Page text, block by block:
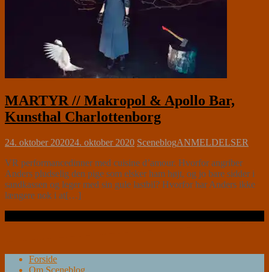
MARTYR // Makropol & Apollo Bar,
Kunsthal Charlottenborg
24. oktober 202024. oktober 2020 SceneblogANMELDELSER
VR performancedinner med cuisine d’amour. Hvorfor angriber
Anders pludselig den pige som elsker ham højt, og jo bare sidder i
sandkassen og leger med sin gule lastbil? Hvorfor har Anders ikke
længere nok i at[…]
Forside